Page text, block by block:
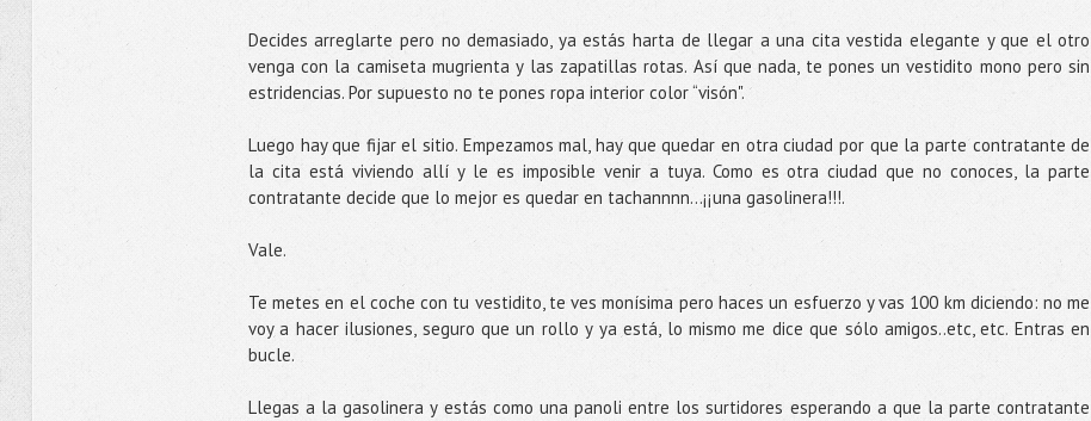
Decides arreglarte pero no demasiado, ya estás harta de llegar a una cita vestida elegante y que el otro
venga con la camiseta mugrienta y las zapatillas rotas. Así que nada, te pones un vestidito mono pero sin
estridencias. Por supuesto no te pones ropa interior color “visón".
Luego hay que fijar el sitio. Empezamos mal, hay que quedar en otra ciudad por que la parte contratante de
la cita está viviendo allí y le es imposible venir a tuya. Como es otra ciudad que no conoces, la parte
contratante decide que lo mejor es quedar en tachannnn…¡¡una gasolinera!!!.
Vale.
Te metes en el coche con tu vestidito, te ves monísima pero haces un esfuerzo y vas 100 km diciendo: no me
voy a hacer ilusiones, seguro que un rollo y ya está, lo mismo me dice que sólo amigos..etc, etc. Entras en
bucle.
Llegas a la gasolinera y estás como una panoli entre los surtidores esperando a que la parte contratante